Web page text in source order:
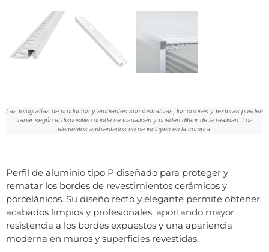
Las fotografías de productos y ambientes son ilustrativas, los colores y texturas pueden
variar según el dispositivo donde se visualicen y pueden diferir de la realidad. Los
elementos ambientados no se incluyen en la compra.
Perfil de aluminio tipo P diseñado para proteger y
rematar los bordes de revestimientos cerámicos y
porcelánicos. Su diseño recto y elegante permite obtener
acabados limpios y profesionales, aportando mayor
resistencia a los bordes expuestos y una apariencia
moderna en muros y superficies revestidas.